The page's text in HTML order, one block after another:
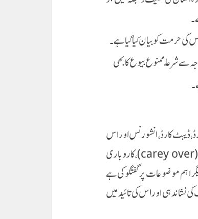
۔
ڈیبٹ کارڈ ، انشورنس اور اس
کی تمام مشہور مروج اقسام ،لیزنگ ، شیئرز ،فیوچر سیل ،شارٹ سیل ،بدلہ (carey over)،کاروباری
اہم موضوعات پر گفتگو کی ہے
اور اس کی تائید میں